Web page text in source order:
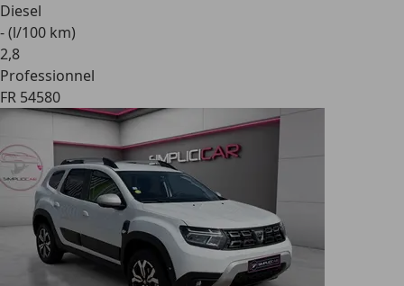
Diesel
- (l/100 km)
2,8
Professionnel
FR 54580